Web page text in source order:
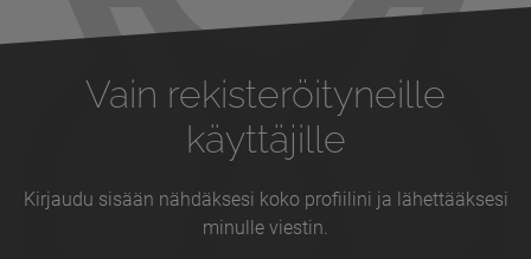
Vain rekisteröityneille
käyttäjille
Kirjaudu sisään nähdäksesi koko profiilini ja lähettääksesi
minulle viestin.